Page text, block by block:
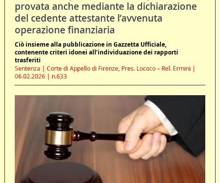
provata anche mediante la dichiarazione
del cedente attestante l’avvenuta
operazione finanziaria
Ciò insieme alla pubblicazione in Gazzetta Ufficiale,
contenente criteri idonei all’individuazione dei rapporti
trasferiti
Sentenza | Corte di Appello di Firenze, Pres. Lococo – Rel. Ermini |
06.02.2026 | n.633